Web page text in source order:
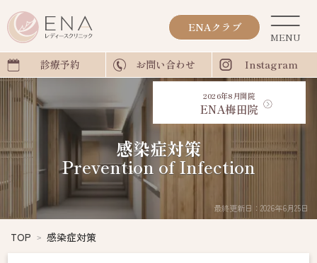
診療予約 お問い合わせ Instagram
ENAクラブ
2026年8月開院
ENA梅田院
最終更新日：2026年6月25日
TOP 感染症対策
感染症対策
Prevention of Infection